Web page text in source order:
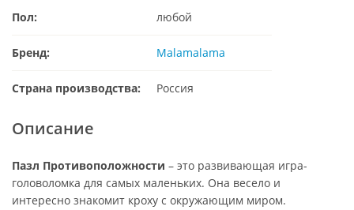
Пол: любой
Бренд: Malamalama
Страна производства: Россия
Описание
Пазл Противоположности – это развивающая игра-
головоломка для самых маленьких. Она весело и
интересно знакомит кроху с окружающим миром.